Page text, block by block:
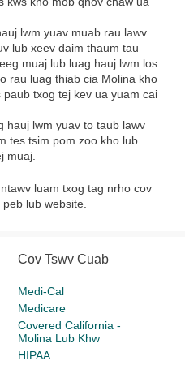
lwm yuav muab rau lawv
lub xeev daim thaum tau
muaj lub luag hauj lwm los
rau luag thiab cia Molina kho
txog tej kev ua yuam cai
hauj lwm yuav to taub lawv
tes tsim pom zoo kho lub
muaj.
luam txog tag nrho cov
lub website.
Cov Tswv Cuab
Medi-Cal
Medicare
Covered California -
Molina Lub Khw
HIPAA